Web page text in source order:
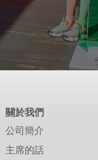
關於我們
公司簡介
主席的話